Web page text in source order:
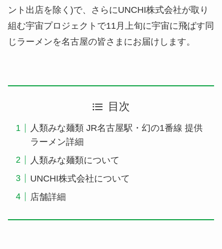
ント出店を除く)で、さらにUNCHI株式会社が取り
組む宇宙プロジェクトで11月上旬に宇宙に飛ばす同
じラーメンを名古屋の皆さまにお届けします。
目次
人類みな麺類 JR名古屋駅・幻の1番線 提供
ラーメン詳細
人類みな麺類について
UNCHI株式会社について
店舗詳細